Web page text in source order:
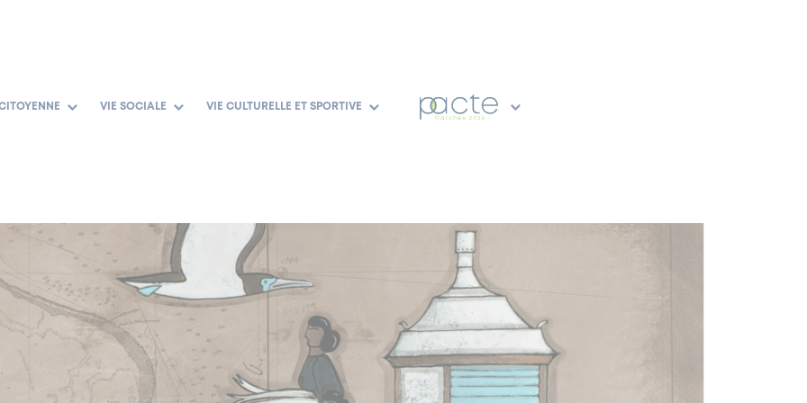
VIE SOCIALE VIE CULTURELLE ET SPORTIVE